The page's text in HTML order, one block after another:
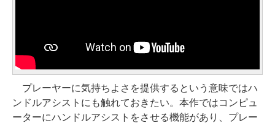
プレーヤーに気持ちよさを提供するという意味ではハ
ンドルアシストにも触れておきたい。本作ではコンピュ
ーターにハンドルアシストをさせる機能があり、プレー